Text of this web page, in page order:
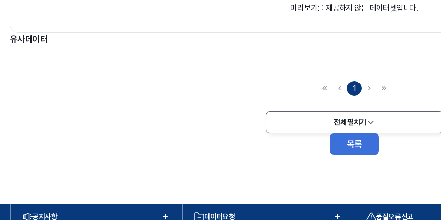
미리보기를 제공하지 않는 데이터셋입니다.
유사데이터
1
전체 펼치기
목록
공지사항 데이터요청 품질오류신고